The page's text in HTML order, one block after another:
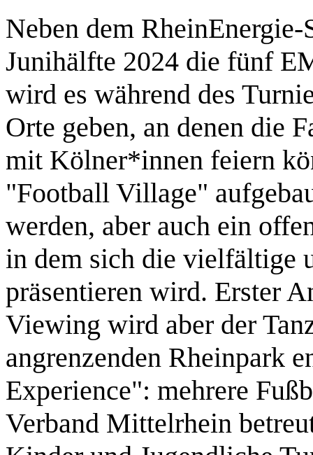
Neben dem
Junihälfte 2024 die fünf
wird es während des
Orte geben, an denen die
mit Kölner*innen feiern
"Football Village"
werden, aber auch ein
in dem sich die vielfältige
präsentieren wird. Erster
Viewing wird aber der
angrenzenden Rheinpark
Experience": mehrere
Verband Mittelrhein